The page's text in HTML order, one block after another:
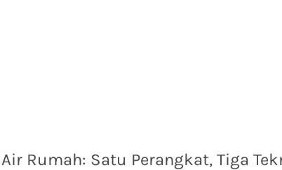
Rumah: Satu Perangkat, Tiga